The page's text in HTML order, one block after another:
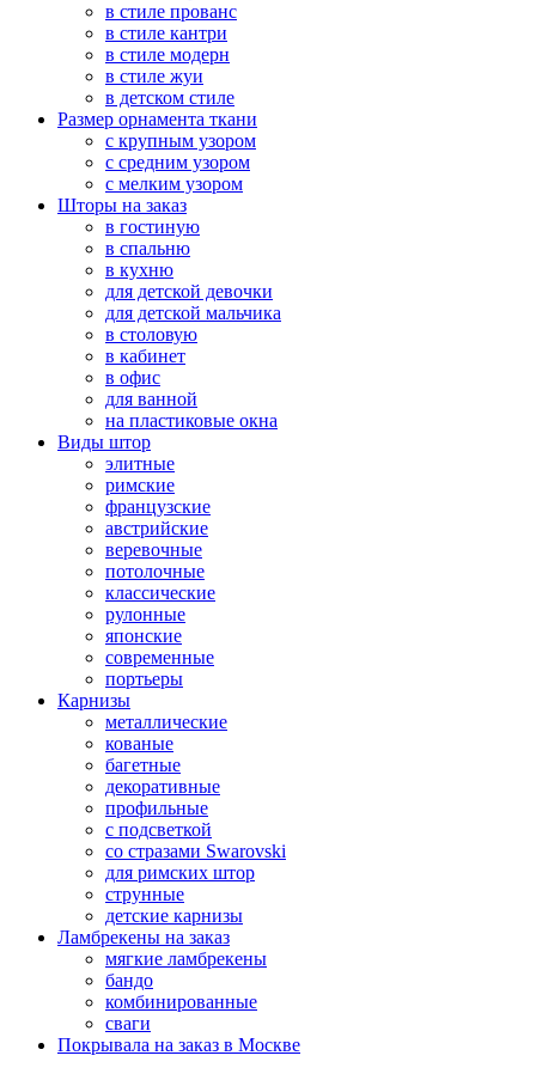
в стиле прованс
в стиле кантри
в стиле модерн
в стиле жуи
в детском стиле
Размер орнамента ткани
с крупным узором
с средним узором
с мелким узором
Шторы на заказ
в гостиную
в спальню
в кухню
для детской девочки
для детской мальчика
в столовую
в кабинет
в офис
для ванной
на пластиковые окна
Виды штор
элитные
римские
французские
австрийские
веревочные
потолочные
классические
рулонные
японские
современные
портьеры
Карнизы
металлические
кованые
багетные
декоративные
профильные
с подсветкой
со стразами Swarovski
для римских штор
струнные
детские карнизы
Ламбрекены на заказ
мягкие ламбрекены
бандо
комбинированные
сваги
Покрывала на заказ в Москве